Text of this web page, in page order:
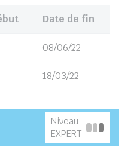
Date de fin
08/06/22
18/03/22
Niveau
EXPERT